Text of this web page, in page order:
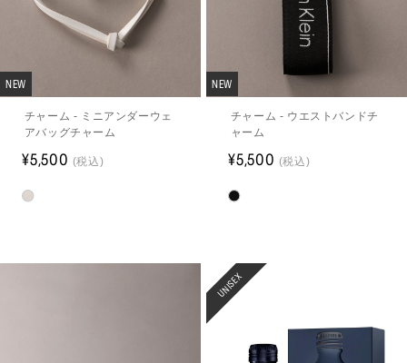
NEW
チャーム - ミニアンダーウェ
アバッグチャーム
¥5,500 (税込)
NEW
チャーム - ウエストバンドチ
ャーム
¥5,500 (税込)
UNISEX